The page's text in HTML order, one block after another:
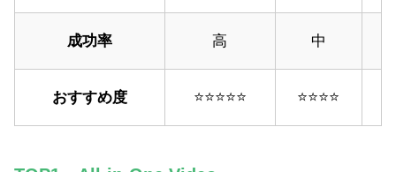
成功率 高 中
おすすめ度 ⭐⭐⭐⭐⭐ ⭐⭐⭐⭐